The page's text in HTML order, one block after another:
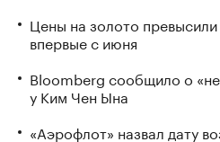
Цены на золото
впервые с июня
Bloomberg сообщило о
у Ким Чен Ына
«Аэрофлот» назвал дату